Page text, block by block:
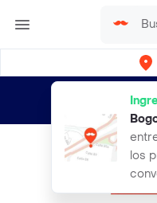
los
envíos